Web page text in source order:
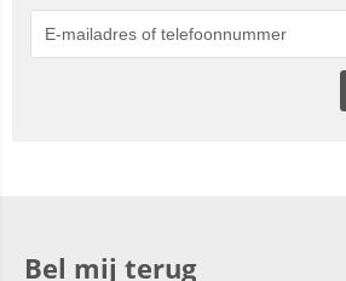
Bel mij terug